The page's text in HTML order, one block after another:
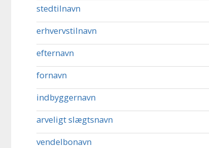
stedtilnavn
erhvervstilnavn
efternavn
fornavn
indbyggernavn
arveligt slægtsnavn
vendelbonavn